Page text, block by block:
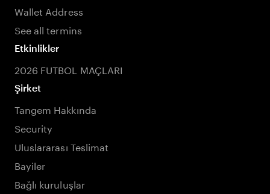
Wallet Address
See all termins
Etkinlikler
2026 FUTBOL MAÇLARI
Şirket
Tangem Hakkında
Security
Uluslararası Teslimat
Bayiler
Bağlı kuruluşlar